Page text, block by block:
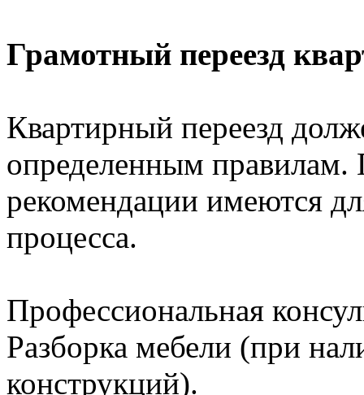
Грамотный переезд
Квартирный переезд
определенным правилам.
рекомендации имеются
процесса.
Профессиональная
Разборка мебели (при
конструкций).